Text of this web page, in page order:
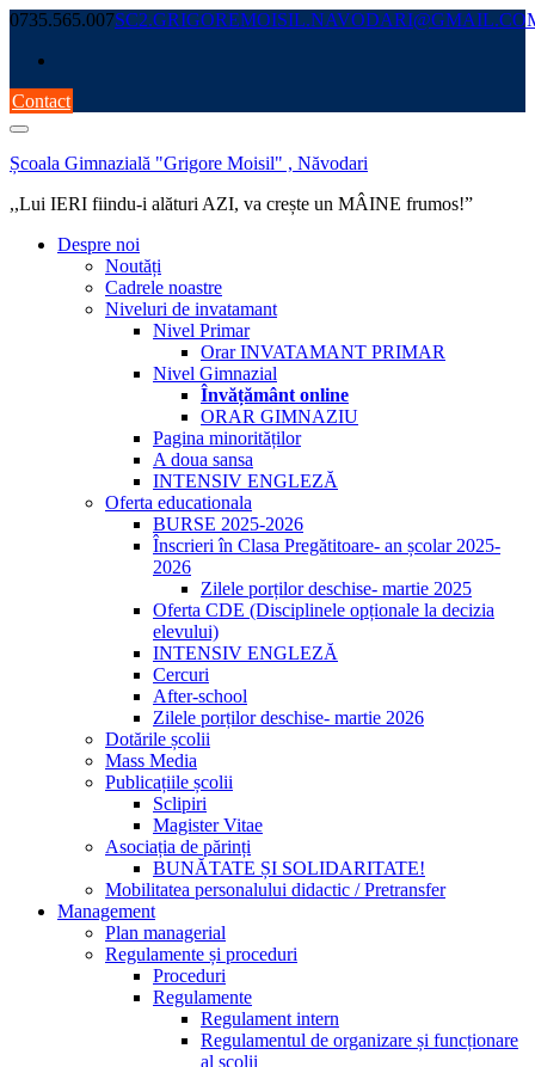
Skip
content
0735.565.007
Contact
Școala Gimnazială "Grigore Moisil" , Năvodari
,,Lui IERI fiindu-i alături AZI, va crește un MÂINE frumos!”
Despre noi
Noutăți
Cadrele noastre
Niveluri de invatamant
Nivel Primar
Orar INVATAMANT PRIMAR
Nivel Gimnazial
Învățământ online
ORAR GIMNAZIU
Pagina minorităților
A doua sansa
INTENSIV ENGLEZĂ
Oferta educationala
BURSE 2025-2026
Înscrieri în Clasa Pregătitoare- an școlar 2025-
2026
Zilele porților deschise- martie 2025
Oferta CDE (Disciplinele opționale la decizia
elevului)
INTENSIV ENGLEZĂ
Cercuri
After-school
Zilele porților deschise- martie 2026
Dotările școlii
Mass Media
Publicațiile școlii
Sclipiri
Magister Vitae
Asociația de părinți
BUNĂTATE ȘI SOLIDARITATE!
Mobilitatea personalului didactic / Pretransfer
Management
Plan managerial
Regulamente și proceduri
Proceduri
Regulamente
Regulament intern
Regulamentul de organizare și funcționare
al școlii